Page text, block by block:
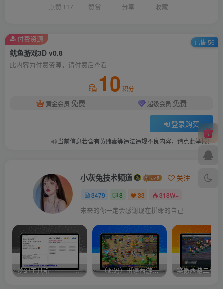
点赞 117 赞赏 分享 收藏
鱿鱼游戏3D v0.8
此内容为付费资源，请付费后查看
10 积分
黄金会员 免费 超级会员 免费
登录购买
当前信息若含有黄赌毒等违法违规不良内容，请点此举报！
付费资源 已售 56
小灰兔技术频道 关注
3479 8 33 318W+
未来的你一定会感谢现在拼命的自己
梦幻工具箱————-免费 –（源码）田螺西游9.0 假人摆摊18门派飞升渡劫化圣助战最新BB谛听…. 笑傲西游二版-